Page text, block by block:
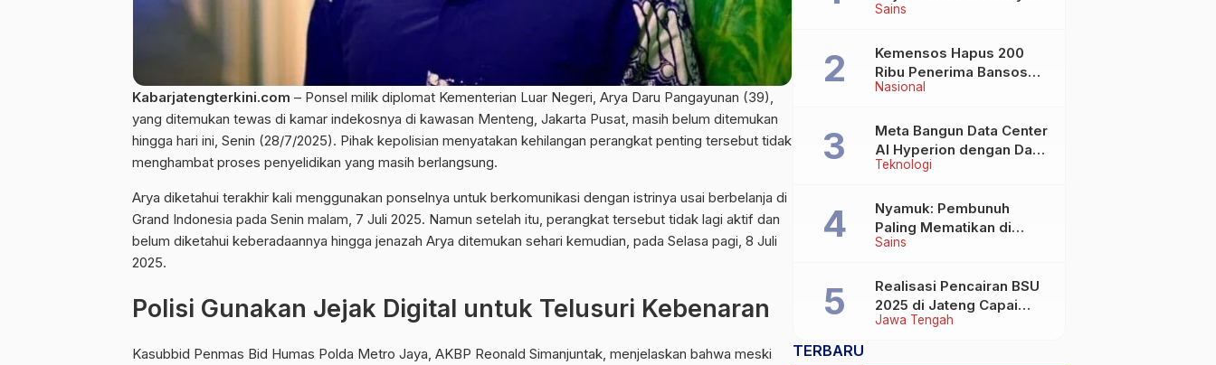
Kabarjatengterkini.com – Ponsel milik diplomat Kementerian Luar Negeri, Arya Daru Pangayunan (39),
yang ditemukan tewas di kamar indekosnya di kawasan Menteng, Jakarta Pusat, masih belum ditemukan
hingga hari ini, Senin (28/7/2025). Pihak kepolisian menyatakan kehilangan perangkat penting tersebut tidak
menghambat proses penyelidikan yang masih berlangsung.
Arya diketahui terakhir kali menggunakan ponselnya untuk berkomunikasi dengan istrinya usai berbelanja di
Grand Indonesia pada Senin malam, 7 Juli 2025. Namun setelah itu, perangkat tersebut tidak lagi aktif dan
belum diketahui keberadaannya hingga jenazah Arya ditemukan sehari kemudian, pada Selasa pagi, 8 Juli
2025.
Polisi Gunakan Jejak Digital untuk Telusuri Kebenaran
Kasubbid Penmas Bid Humas Polda Metro Jaya, AKBP Reonald Simanjuntak, menjelaskan bahwa meski
Sains
Wafat di Usia Lebih dari
Nasional
Kemensos Hapus 200
Ribu Penerima Bansos
yang Terlibat Judol
Teknologi
Meta Bangun Data Center
AI Hyperion dengan Daya
Komputasi 5 GW, Saingi
Sains
Nyamuk: Pembunuh
Paling Mematikan di
Dunia yang Tak Terlihat
Jawa Tengah
Realisasi Pencairan BSU
2025 di Jateng Capai
69,2 Persen
TERBARU